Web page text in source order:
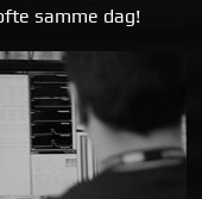
samme dag!